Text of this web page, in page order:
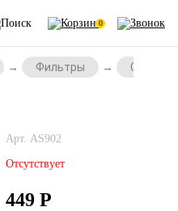
0
Фильтры
Арт. AS902
Отсутствует
449 Р